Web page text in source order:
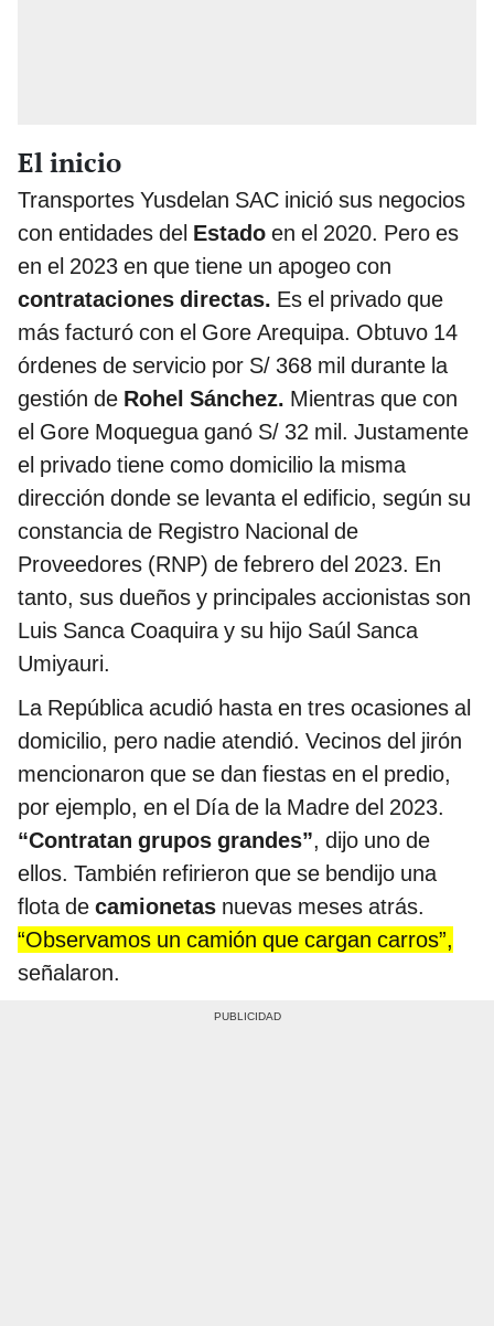
El inicio
Transportes Yusdelan SAC inició sus negocios
con entidades del Estado en el 2020. Pero es
en el 2023 en que tiene un apogeo con
contrataciones directas. Es el privado que
más facturó con el Gore Arequipa. Obtuvo 14
órdenes de servicio por S/ 368 mil durante la
gestión de Rohel Sánchez. Mientras que con
el Gore Moquegua ganó S/ 32 mil. Justamente
el privado tiene como domicilio la misma
dirección donde se levanta el edificio, según su
constancia de Registro Nacional de
Proveedores (RNP) de febrero del 2023. En
tanto, sus dueños y principales accionistas son
Luis Sanca Coaquira y su hijo Saúl Sanca
Umiyauri.
La República acudió hasta en tres ocasiones al
domicilio, pero nadie atendió. Vecinos del jirón
mencionaron que se dan fiestas en el predio,
por ejemplo, en el Día de la Madre del 2023.
“Contratan grupos grandes”, dijo uno de
ellos. También refirieron que se bendijo una
flota de camionetas nuevas meses atrás.
“Observamos un camión que cargan carros”,
señalaron.